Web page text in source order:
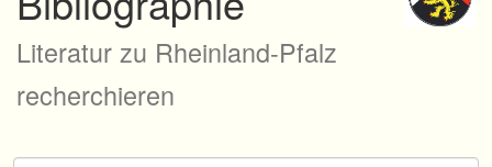
Literatur zu Rheinland-Pfalz
recherchieren